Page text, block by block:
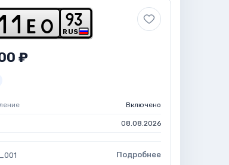
1 e o RUS
93
₽
Включено
08.08.2026
Подробнее